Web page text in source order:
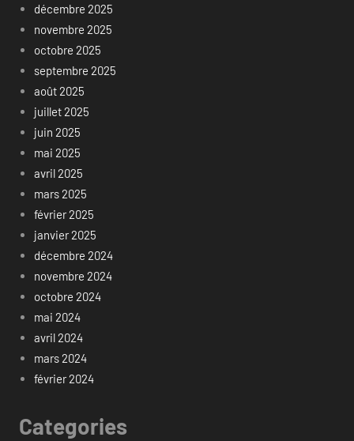
décembre 2025
novembre 2025
octobre 2025
septembre 2025
août 2025
juillet 2025
juin 2025
mai 2025
avril 2025
mars 2025
février 2025
janvier 2025
décembre 2024
novembre 2024
octobre 2024
mai 2024
avril 2024
mars 2024
février 2024
Categories